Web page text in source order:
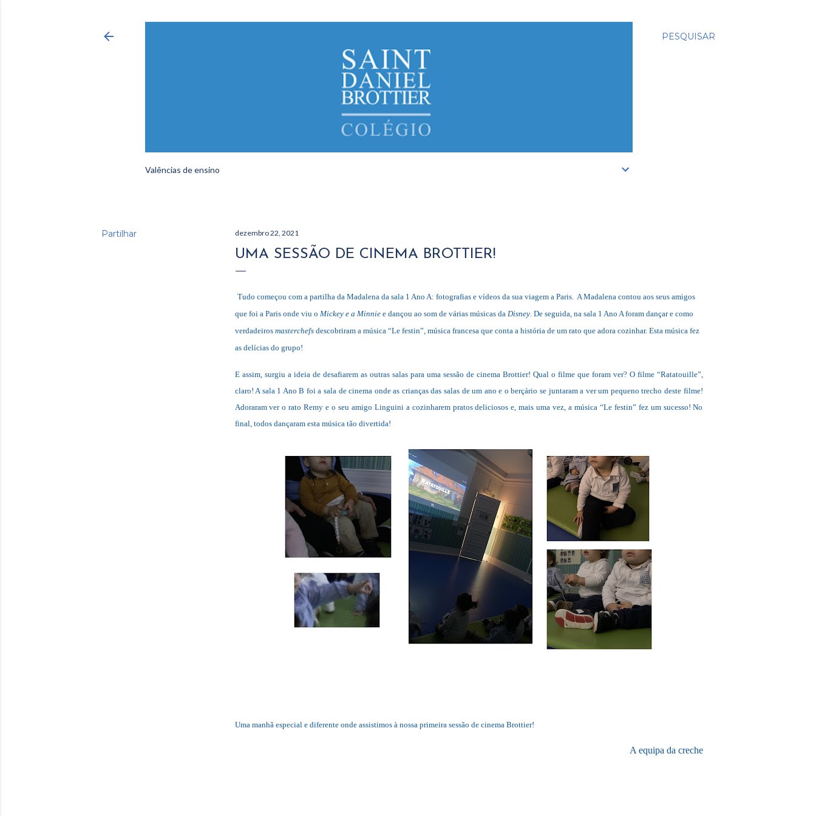
PESQUISAR
Valências de ensino
Partilhar dezembro 22, 2021
UMA SESSÃO DE CINEMA BROTTIER!
Tudo começou com a partilha da Madalena da sala 1 Ano A: fotografias e vídeos da sua viagem a Paris. A Madalena contou aos seus amigos
que foi a Paris onde viu o Mickey e a Minniee dançou ao som de várias músicas da Disney. De seguida, na sala 1 Ano A foram dançar e como
verdadeiros masterchefsdescobriram a música “Le festin”, música francesa que conta a história de um rato que adora cozinhar. Esta música fez
as delícias do grupo!
E assim, surgiu a ideia de desafiarem as outras salas para uma sessão de cinema Brottier! Qual o filme que foram ver? O filme “Ratatouille”,
claro! A sala 1 Ano B foi a sala de cinema onde as crianças das salas de um ano e o berçário se juntaram a ver um pequeno trecho deste filme!
Adoraram ver o rato Remy e o seu amigo Linguini a cozinharem pratos deliciosos e, mais uma vez, a música “Le festin” fez um sucesso! No
final, todos dançaram esta música tão divertida!
Uma manhã especial e diferente onde assistimos à nossa primeira sessão de cinema Brottier!
A equipa da creche